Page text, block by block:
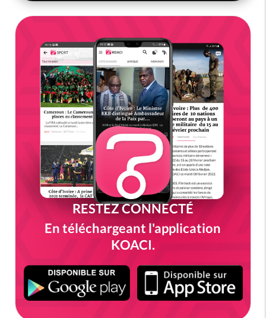
RESTEZ CONNECTÉ
En téléchargeant l'application
KOACI.